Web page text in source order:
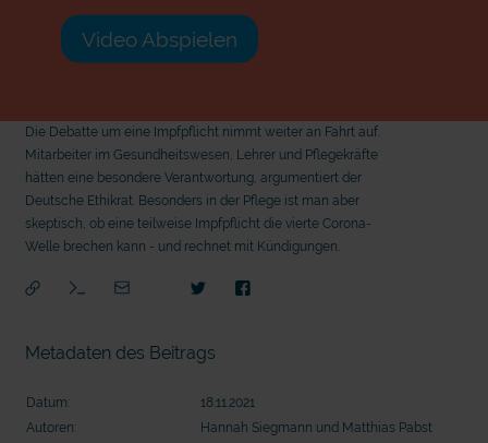
Video Abspielen
Die Debatte um eine Impfpflicht nimmt weiter an Fahrt auf.
Mitarbeiter im Gesundheitswesen, Lehrer und Pflegekräfte
hätten eine besondere Verantwortung, argumentiert der
Deutsche Ethikrat. Besonders in der Pflege ist man aber
skeptisch, ob eine teilweise Impfpflicht die vierte Corona-
Welle brechen kann - und rechnet mit Kündigungen.
Metadaten des Beitrags
Datum:
18.11.2021
Autoren:
Hannah Siegmann und Matthias Pabst